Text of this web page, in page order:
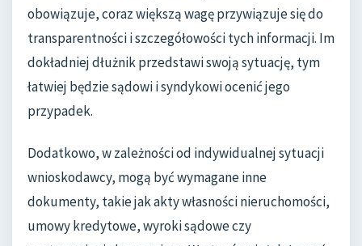
obowiązuje, coraz większą wagę przywiązuje się do
transparentności i szczegółowości tych informacji. Im
dokładniej dłużnik przedstawi swoją sytuację, tym
łatwiej będzie sądowi i syndykowi ocenić jego
przypadek.
Dodatkowo, w zależności od indywidualnej sytuacji
wnioskodawcy, mogą być wymagane inne
dokumenty, takie jak akty własności nieruchomości,
umowy kredytowe, wyroki sądowe czy